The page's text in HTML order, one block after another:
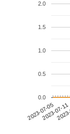
2023-07-052023-07-11
0.0
0.5
1.0
1.5
2.0